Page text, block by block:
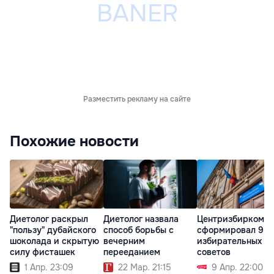
Разместить рекламу на сайте
Похожие новости
Диетолог раскрыл
"пользу" дубайского
шоколада и скрытую
силу фисташек
1 Апр. 23:09
Диетолог назвала
способ борьбы с
вечерним
перееданием
22 Мар. 21:15
Центризбирком
сформировал 9
избирательных
советов
9 Апр. 22:00